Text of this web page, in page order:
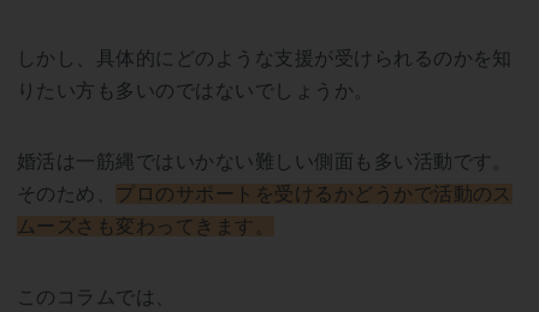
しかし、具体的にどのような支援が受けられるのかを知
りたい方も多いのではないでしょうか。
婚活は一筋縄ではいかない難しい側面も多い活動です。
そのため、 プロのサポートを受けるかどうかで活動のス
ムーズさも変わってきます。
このコラムでは、